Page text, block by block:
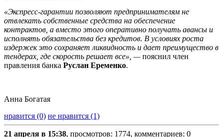
«Экспресс-гарантии позволяют предпринимателям не
отвлекать собственные средства на обеспечение
контрактов, а вместо этого оперативно получать авансы и
исполнять обязательства без кредитов. В условиях роста
издержек это сохраняет ликвидность и дает преимущество в
тендерах, где скорость решает все», —пояснил член
правления банка Руслан Еременко.
Анна Богатая
нравится (0) не нравится (1)
21 апреля в 15:38, просмотров: 1774, комментариев: 0